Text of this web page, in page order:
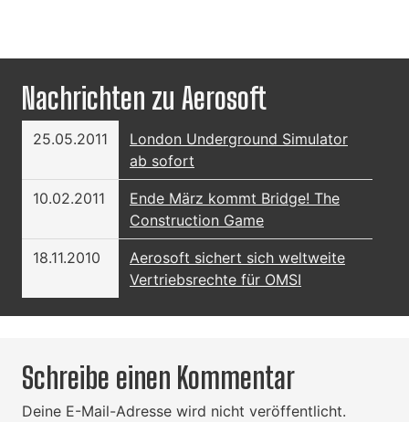
Nachrichten zu Aerosoft
25.05.2011
London Underground Simulator
ab sofort
10.02.2011
Ende März kommt Bridge! The
Construction Game
18.11.2010
Aerosoft sichert sich weltweite
Vertriebsrechte für OMSI
Schreibe einen Kommentar
Deine E-Mail-Adresse wird nicht veröffentlicht.